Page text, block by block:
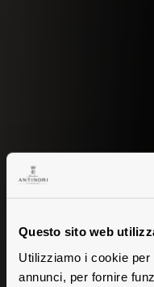
Questo sito web
Utilizziamo i cookie
annunci, per fornire